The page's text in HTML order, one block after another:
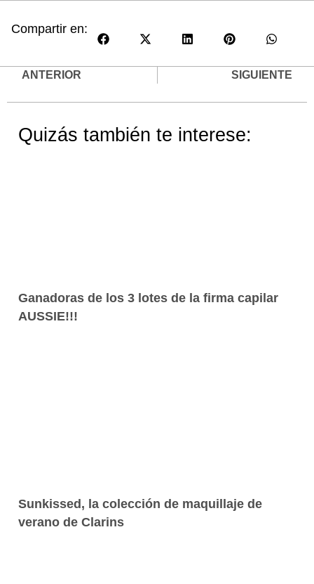
Compartir en:
ANTERIOR SIGUIENTE
Quizás también te interese:
Ganadoras de los 3 lotes de la firma capilar
AUSSIE!!!
Sunkissed, la colección de maquillaje de
verano de Clarins